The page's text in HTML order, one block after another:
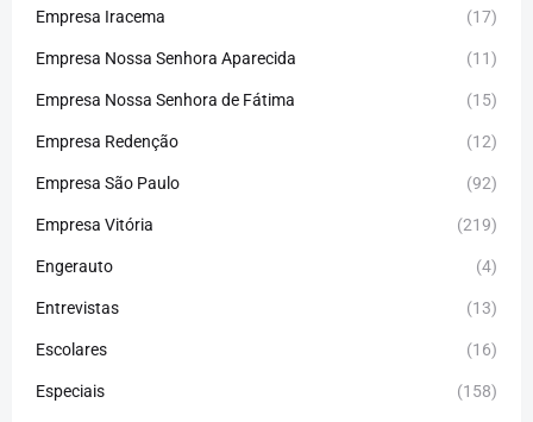
Empresa Iracema (17)
Empresa Nossa Senhora Aparecida (11)
Empresa Nossa Senhora de Fátima (15)
Empresa Redenção (12)
Empresa São Paulo (92)
Empresa Vitória (219)
Engerauto (4)
Entrevistas (13)
Escolares (16)
Especiais (158)